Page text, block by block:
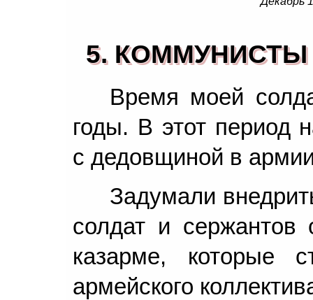
5. КОММУНИСТЫ
Время моей
годы. В этот период
с дедовщиной в
Задумали
солдат и сержантов
казарме, которые
армейского